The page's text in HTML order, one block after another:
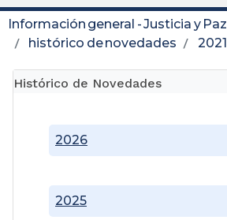
Información general - Justicia y Paz
histórico de novedades
2021
Histórico de Novedades
2025
2026